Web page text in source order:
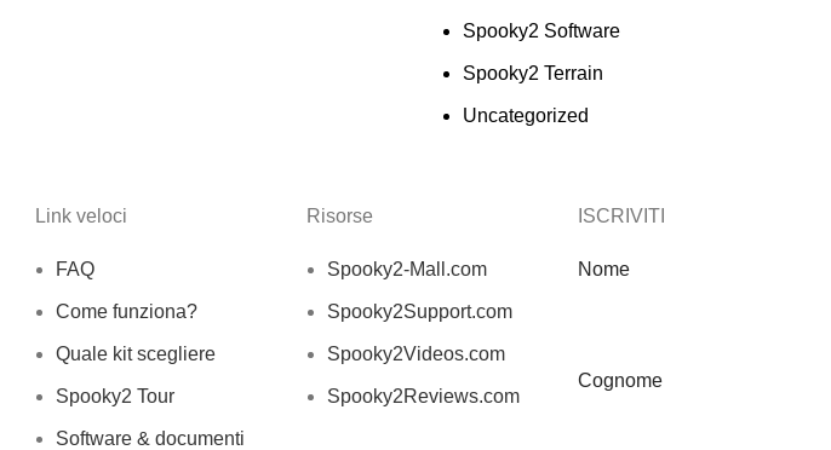
Spooky2 Software
Spooky2 Terrain
Uncategorized
Link veloci
FAQ
Come funziona?
Quale kit scegliere
Spooky2 Tour
Software & documenti
Risorse
Spooky2-Mall.com
Spooky2Support.com
Spooky2Videos.com
Spooky2Reviews.com
ISCRIVITI
Nome
Cognome